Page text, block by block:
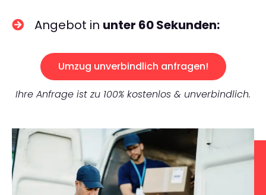
Angebot in unter 60 Sekunden:
Umzug unverbindlich anfragen!
Ihre Anfrage ist zu 100% kostenlos & unverbindlich.